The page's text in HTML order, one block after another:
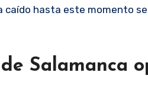
caído hasta este momento
Salamanca